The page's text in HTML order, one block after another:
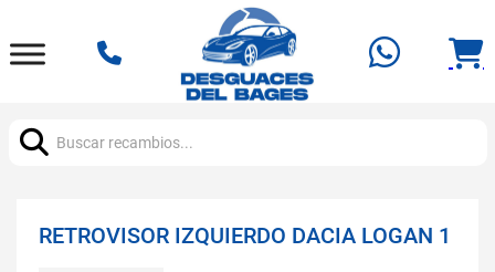
RETROVISOR IZQUIERDO DACIA LOGAN 1